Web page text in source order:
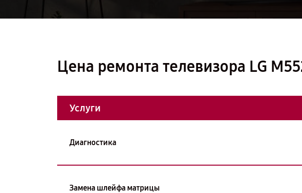
Цена ремонта телевизора LG
Услуги
Диагностика
Замена шлейфа матрицы